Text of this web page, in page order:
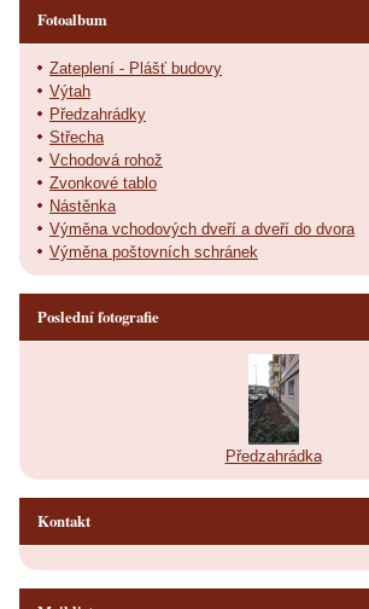
Fotoalbum
Zateplení - Plášť budovy
Výtah
Předzahrádky
Střecha
Vchodová rohož
Zvonkové tablo
Nástěnka
Výměna vchodových dveří a dveří do dvora
Výměna poštovních schránek
Poslední fotografie
Předzahrádka
Kontakt